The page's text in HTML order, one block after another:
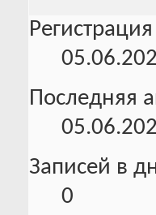
Регистрация
Последняя
Записей в
0